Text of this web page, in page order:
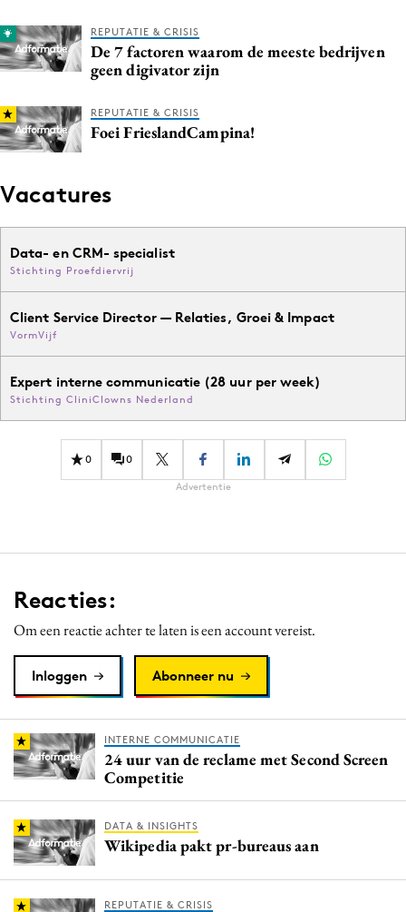
REPUTATIE & CRISIS
De 7 factoren waarom de meeste bedrijven
geen digivator zijn
REPUTATIE & CRISIS
Foei FrieslandCampina!
Vacatures
Data- en CRM- specialist
Stichting Proefdiervrij
Client Service Director — Relaties, Groei & Impact
VormVijf
Expert interne communicatie (28 uur per week)
Stichting CliniClowns Nederland
0 0
Advertentie
Reacties:
Om een reactie achter te laten is een account vereist.
Inloggen Abonneer nu
INTERNE COMMUNICATIE
24 uur van de reclame met Second Screen
Competitie
DATA & INSIGHTS
Wikipedia pakt pr-bureaus aan
REPUTATIE & CRISIS